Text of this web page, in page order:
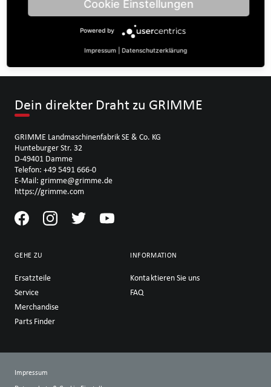
BESCHREIBUNG
SONSTIGE SPHÄROGUSS-ARTIKEL
Dein direkter Draht zu GRIMME
GRIMME Landmaschinenfabrik SE & Co. KG
Hunteburger Str. 32
D-49401 Damme
Telefon: +49 5491 666-0
E-Mail: grimme@grimme.de
https://grimme.com
GEHE ZU
Ersatzteile
Service
Merchandise
Parts Finder
INFORMATION
Kontaktieren Sie uns
FAQ
Impressum
Cookie Einstellungen
Powered by
Impressum Datenschutzerklärung